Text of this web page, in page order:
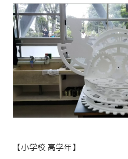
【小学校 高学年】